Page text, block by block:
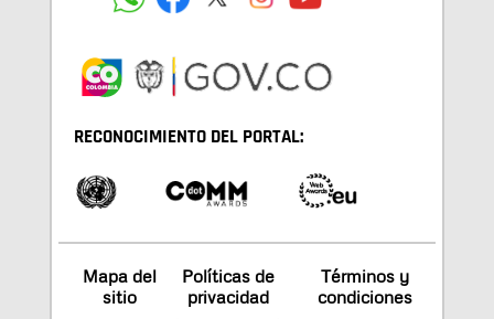
RECONOCIMIENTO DEL PORTAL:
Mapa del
sitio
Políticas de
privacidad
Términos y
condiciones